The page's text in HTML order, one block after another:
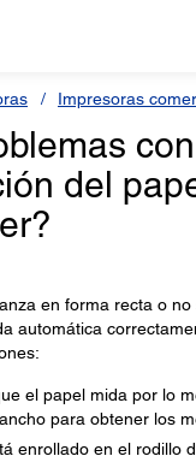
Impresoras
del
en forma recta o
automática
el papel mida por lo
para obtener los
enrollado en el rodillo